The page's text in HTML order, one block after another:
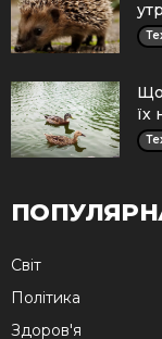
Що
їх
Cвіт
Політика
Здоров'я